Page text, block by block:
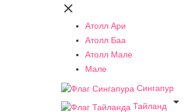

Атолл Ари
Атолл Баа
Атолл Мале
Мале
Сингапур
Тайланд
